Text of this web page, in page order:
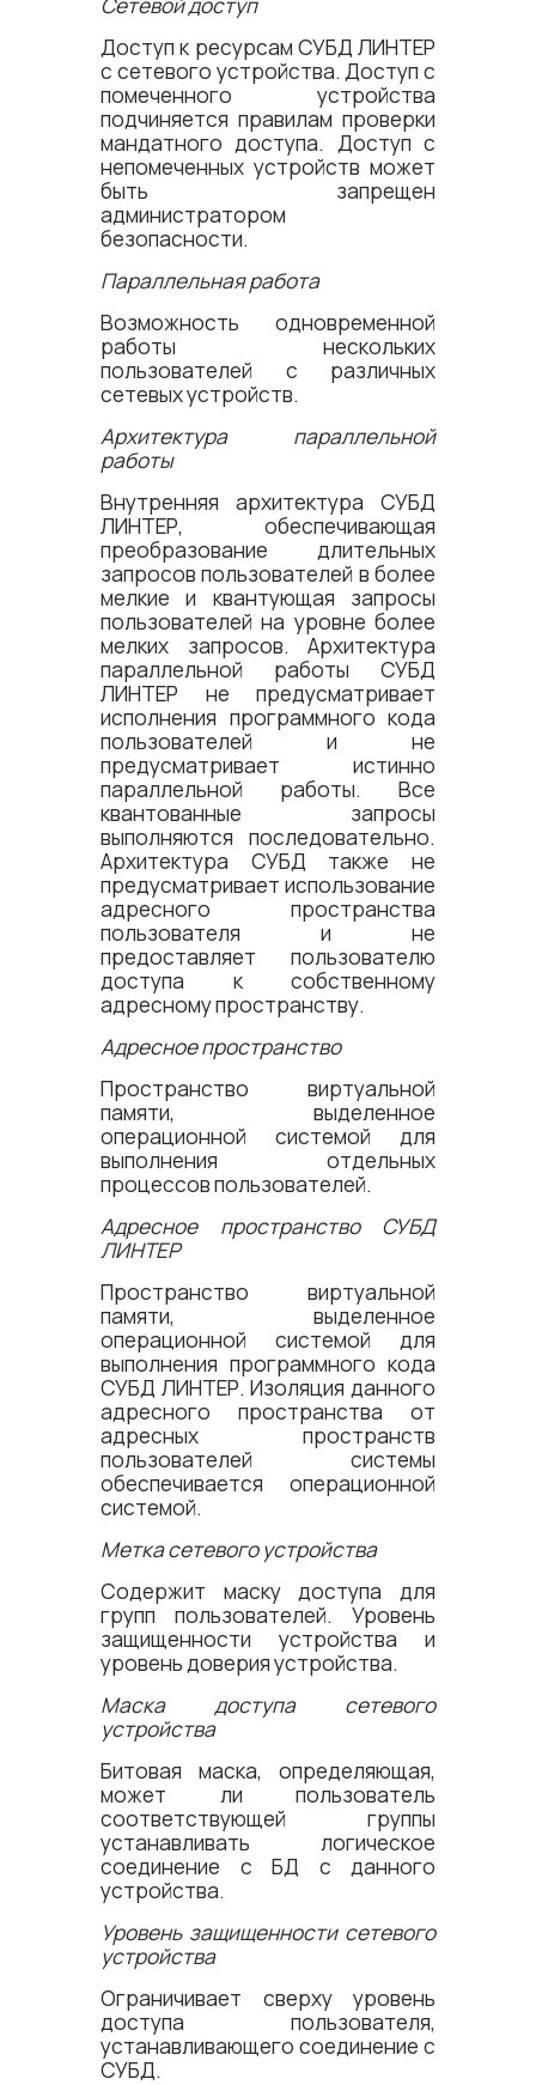
Доступ к ресурсам СУБД ЛИНТЕР
с сетевого устройства. Доступ с
помеченного устройства
подчиняется правилам проверки
мандатного доступа. Доступ с
непомеченных устройств может
быть запрещен
администратором
безопасности.
Параллельная работа
Возможность одновременной
работы нескольких
пользователей с различных
сетевых устройств.
Архитектура параллельной
работы
Внутренняя архитектура СУБД
ЛИНТЕР, обеспечивающая
преобразование длительных
запросов пользователей в более
мелкие и квантующая запросы
пользователей на уровне более
мелких запросов. Архитектура
параллельной работы СУБД
ЛИНТЕР не предусматривает
исполнения программного кода
пользователей и не
предусматривает истинно
параллельной работы. Все
квантованные запросы
выполняются последовательно.
Архитектура СУБД также не
предусматривает использование
адресного пространства
пользователя и не
предоставляет пользователю
доступа к собственному
адресному пространству.
Адресное пространство
Пространство виртуальной
памяти, выделенное
операционной системой для
выполнения отдельных
процессов пользователей.
Адресное пространство СУБД
ЛИНТЕР
Пространство виртуальной
памяти, выделенное
операционной системой для
выполнения программного кода
СУБД ЛИНТЕР. Изоляция данного
адресного пространства от
адресных пространств
пользователей системы
обеспечивается операционной
системой.
Метка сетевого устройства
Содержит маску доступа для
групп пользователей. Уровень
защищенности устройства и
уровень доверия устройства.
Маска доступа сетевого
устройства
Битовая маска, определяющая,
может ли пользователь
соответствующей группы
устанавливать логическое
соединение с БД с данного
устройства.
Уровень защищенности сетевого
устройства
Ограничивает сверху уровень
доступа пользователя,
устанавливающего соединение с
СУБД.